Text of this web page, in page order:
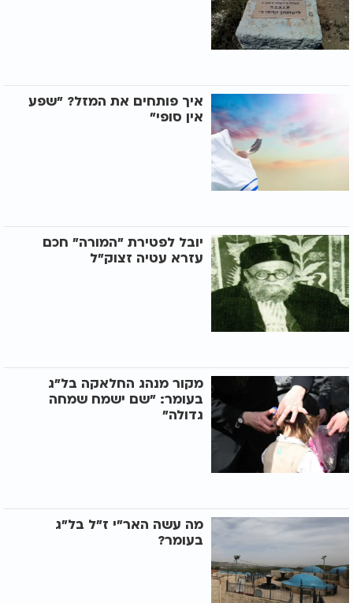
איך פותחים את המזל? "שפע
אין סופי"
יובל לפטירת "המורה" חכם
עזרא עטיה זצוק"ל
מקור מנהג החלאקה בל"ג
בעומר: "שם ישמח שמחה
גדולה"
מה עשה האר"י ז"ל בל"ג
בעומר?